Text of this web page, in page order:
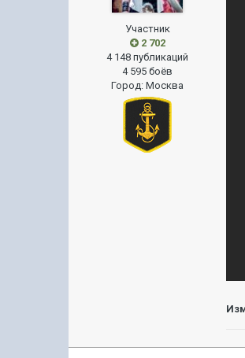
Участник
2 702
4 148 публикаций
4 595 боёв
Город:Москва